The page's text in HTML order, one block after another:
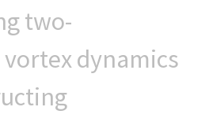
two-
dynamics